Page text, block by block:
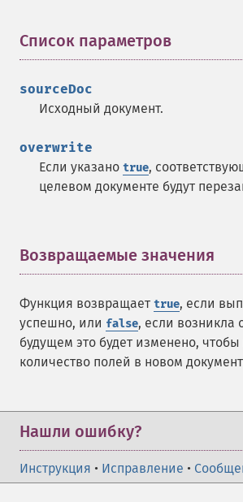
Список параметров
sourceDoc
Исходный документ.
overwrite
Если указано true,
целевом документе будут
Возвращаемые значения
Функция возвращает true, если
успешно, или false, если возникла
будущем это будет изменено,
количество полей в новом
Нашли ошибку?
Инструкция • Исправление •